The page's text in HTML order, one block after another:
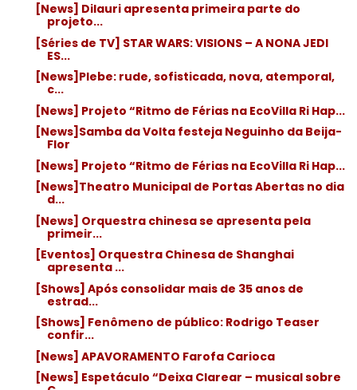
[News] Dilauri apresenta primeira parte do
projeto...
[Séries de TV] STAR WARS: VISIONS – A NONA JEDI
ES...
[News]Plebe: rude, sofisticada, nova, atemporal,
c...
[News] Projeto “Ritmo de Férias na EcoVilla Ri Hap...
[News]Samba da Volta festeja Neguinho da Beija-
Flor
[News] Projeto “Ritmo de Férias na EcoVilla Ri Hap...
[News]Theatro Municipal de Portas Abertas no dia
d...
[News] Orquestra chinesa se apresenta pela
primeir...
[Eventos] Orquestra Chinesa de Shanghai
apresenta ...
[Shows] Após consolidar mais de 35 anos de
estrad...
[Shows] Fenômeno de público: Rodrigo Teaser
confir...
[News] APAVORAMENTO Farofa Carioca
[News] Espetáculo “Deixa Clarear – musical sobre